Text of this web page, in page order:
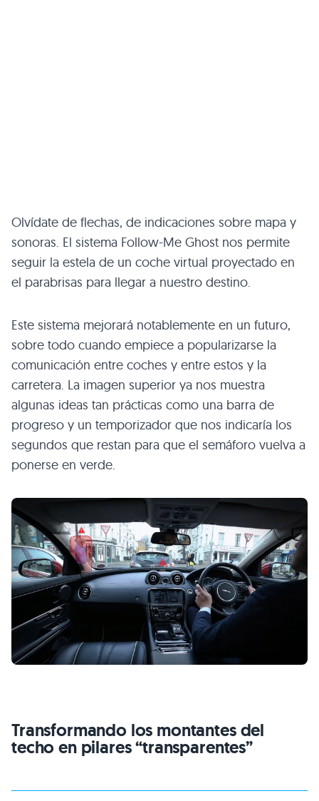
Olvídate de flechas, de indicaciones sobre mapa y
sonoras. El sistema Follow-Me Ghost nos permite
seguir la estela de un coche virtual proyectado en
el parabrisas para llegar a nuestro destino.
Este sistema mejorará notablemente en un futuro,
sobre todo cuando empiece a popularizarse la
comunicación entre coches y entre estos y la
carretera. La imagen superior ya nos muestra
algunas ideas tan prácticas como una barra de
progreso y un temporizador que nos indicaría los
segundos que restan para que el semáforo vuelva a
ponerse en verde.
Transformando los montantes del
techo en pilares “transparentes”